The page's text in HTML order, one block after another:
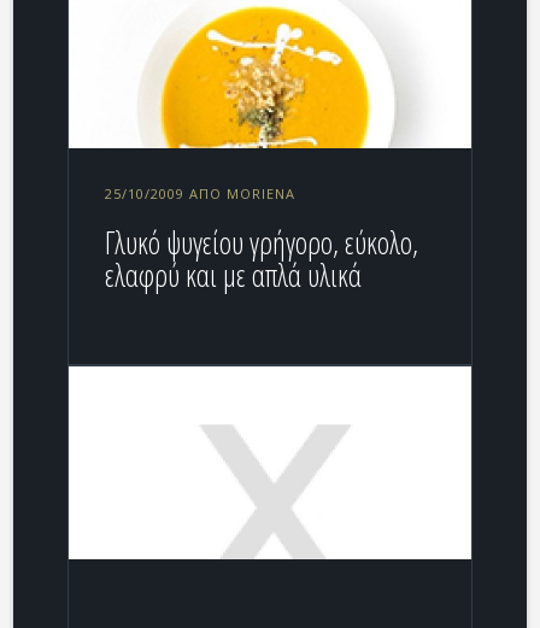
25/10/2009 ΑΠΌ MORIENA
Γλυκό ψυγείου γρήγορο, εύκολο,
ελαφρύ και με απλά υλικά